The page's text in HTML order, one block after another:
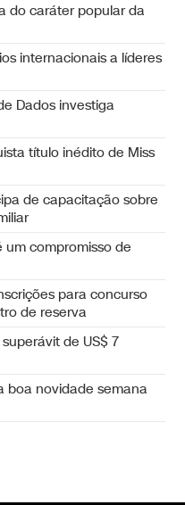
do caráter popular da
internacionais a líderes
Dados investiga
título inédito de Miss
de capacitação sobre
um compromisso de
para concurso
de reserva
de US$ 7
boa novidade semana